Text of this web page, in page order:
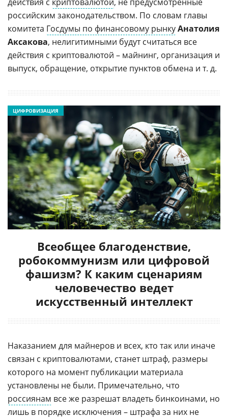
российским законодательством. По словам главы
комитета Госдумы по финансовому рынкуАнатолия
Аксакова, нелигитимными будут считаться все
действия с криптовалютой – майнинг, организация и
выпуск, обращение, открытие пунктов обмена и т. д.
Всеобщее благоденствие,
робокоммунизм или цифровой
фашизм? К каким сценариям
человечество ведет
искусственный интеллект
ЦИФРОВИЗАЦИЯ
Наказанием для майнеров и всех, кто так или иначе
связан с криптовалютами, станет штраф, размеры
которого на момент публикации материала
установлены не были. Примечательно, что
россиянам все же разрешат владеть бинкоинами, но
лишь в порядке исключения – штрафа за них не